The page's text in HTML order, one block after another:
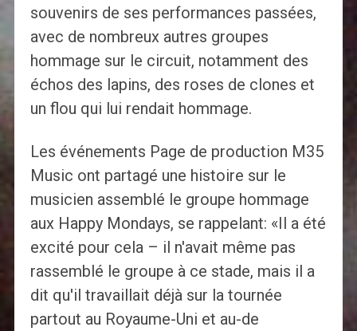
souvenirs de ses performances passées,
avec de nombreux autres groupes
hommage sur le circuit, notamment des
échos des lapins, des roses de clones et
un flou qui lui rendait hommage.
Les événements Page de production M35
Music ont partagé une histoire sur le
musicien assemblé le groupe hommage
aux Happy Mondays, se rappelant: «Il a été
excité pour cela – il n'avait même pas
rassemblé le groupe à ce stade, mais il a
dit qu'il travaillait déjà sur la tournée
partout au Royaume-Uni et au-de